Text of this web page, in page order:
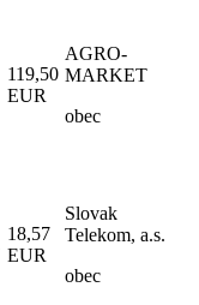
119,50
EUR
AGRO-
MARKET
obec
18,57
EUR
Slovak
Telekom, a.s.
obec